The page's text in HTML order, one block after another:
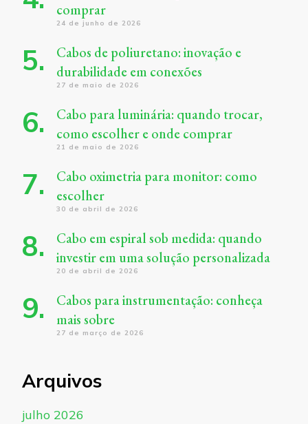
comprar
24 de junho de 2026
Cabos de poliuretano: inovação e
durabilidade em conexões
27 de maio de 2026
Cabo para luminária: quando trocar,
como escolher e onde comprar
21 de maio de 2026
Cabo oximetria para monitor: como
escolher
30 de abril de 2026
Cabo em espiral sob medida: quando
investir em uma solução personalizada
20 de abril de 2026
Cabos para instrumentação: conheça
mais sobre
27 de março de 2026
Arquivos
julho 2026